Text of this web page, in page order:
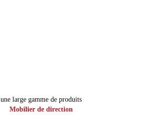
une large gamme de produits
Mobilier de direction